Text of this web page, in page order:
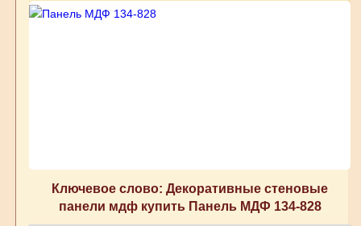
Ключевое слово: Декоративные стеновые
панели мдф купить Панель МДФ 134-828